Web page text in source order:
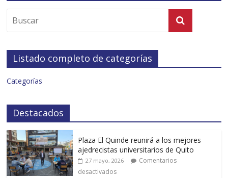
Listado completo de categorías
Categorías
Destacados
Plaza El Quinde reunirá a los mejores
ajedrecistas universitarios de Quito
27 mayo, 2026
Comentarios
desactivados